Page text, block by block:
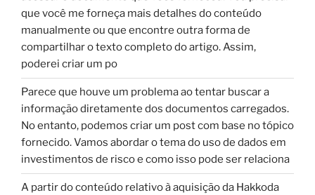
que você me forneça mais detalhes do conteúdo
manualmente ou que encontre outra forma de
compartilhar o texto completo do artigo. Assim,
poderei criar um po
Parece que houve um problema ao tentar buscar a
informação diretamente dos documentos carregados.
No entanto, podemos criar um post com base no tópico
fornecido. Vamos abordar o tema do uso de dados em
investimentos de risco e como isso pode ser relaciona
A partir do conteúdo relativo à aquisição da Hakkoda